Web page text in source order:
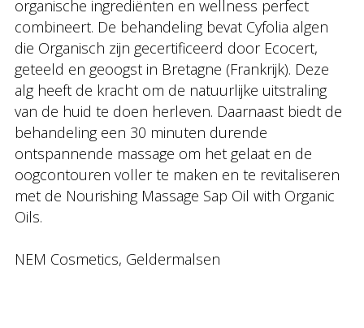
organische ingrediënten en wellness perfect
combineert. De behandeling bevat Cyfolia algen
die Organisch zijn gecertificeerd door Ecocert,
geteeld en geoogst in Bretagne (Frankrijk). Deze
alg heeft de kracht om de natuurlijke uitstraling
van de huid te doen herleven. Daarnaast biedt de
behandeling een 30 minuten durende
ontspannende massage om het gelaat en de
oogcontouren voller te maken en te revitaliseren
met de Nourishing Massage Sap Oil with Organic
Oils.
NEM Cosmetics, Geldermalsen